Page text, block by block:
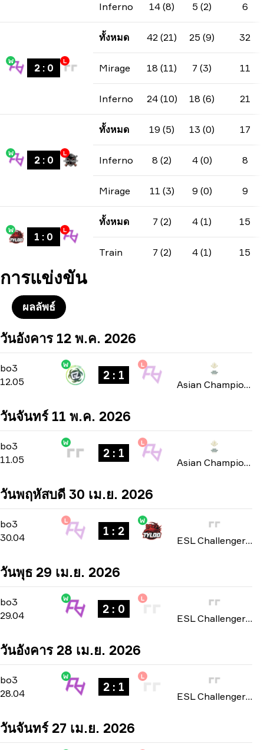
Inferno 14 (8) 5 (2) 6
W
2: 0
L
ทั้งหมด 42 (21) 25 (9) 32
Mirage 18 (11) 7 (3) 11
Inferno 24 (10) 18 (6) 21
W
2: 0
L
ทั้งหมด 19 (5) 13 (0) 17
Inferno 8 (2) 4 (0) 8
Mirage 11 (3) 9 (0) 9
W
1 : 0
L
ทั้งหมด 7 (2) 4 (1) 15
Train 7 (2) 4 (1) 15
การแข่งขัน
ผลลัพธ์
วันอังคาร 12 พ.ค. 2026
bo3 -bo3
12.05
W
2 : 1
L
Asian Champions League 2026
วันจันทร์ 11 พ.ค. 2026
bo3 -bo3
11.05
W
2 : 1
L
Asian Champions League 2026
วันพฤหัสบดี 30 เม.ย. 2026
bo3 -bo3
30.04
L
1 : 2
W
ESL Challenger League: Asia-Pacific Cup #4 season 51 2026
วันพุธ 29 เม.ย. 2026
bo3 -bo3
29.04
W
2 : 0
L
ESL Challenger League: Asia-Pacific Cup #4 season 51 2026
วันอังคาร 28 เม.ย. 2026
bo3 -bo3
28.04
W
2 : 1
L
ESL Challenger League: Asia-Pacific Cup #4 season 51 2026
วันจันทร์ 27 เม.ย. 2026